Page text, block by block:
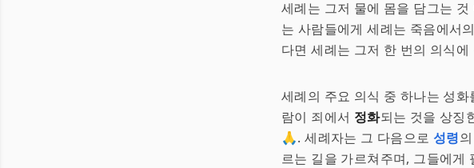
세례는 그저 물에 몸을 담그는
는 사람들에게 세례는 죽음에서
다면 세례는 그저 한 번의 의식
세례의 주요 의식 중 하나는 성
람이 죄에서 정화되는 것을 상징
🙏. 세례자는 그 다음으로 성령
르는 길을 가르쳐주며, 그들에게